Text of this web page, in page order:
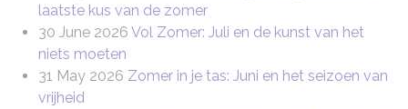
laatste kus van de zomer
30 June 2026 Vol Zomer: Juli en de kunst van het
niets moeten
31 May 2026 Zomer in je tas: Juni en het seizoen van
vrijheid